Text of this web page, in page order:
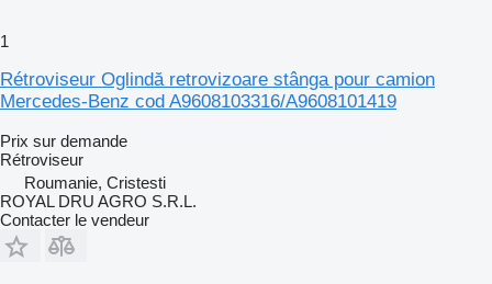
1
Rétroviseur Oglindă retrovizoare stânga pour camion
Mercedes-Benz cod A9608103316/A9608101419
Prix sur demande
Rétroviseur
Roumanie, Cristesti
ROYAL DRU AGRO S.R.L.
Contacter le vendeur